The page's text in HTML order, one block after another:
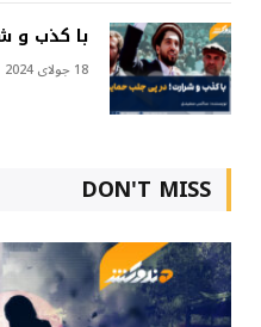
با کذب و
18 جولای 2024
DON'T MISS